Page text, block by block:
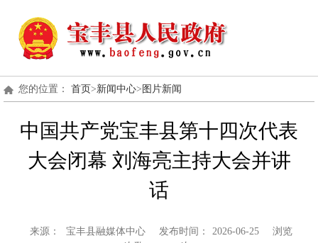
您的位置： 首页>新闻中心> 图片新闻
中国共产党宝丰县第十四次代表
大会闭幕 刘海亮主持大会并讲
话
来源： 宝丰县融媒体中心 发布时间： 2026-06-25
浏览